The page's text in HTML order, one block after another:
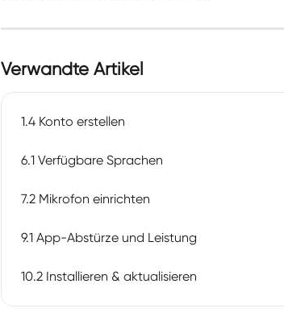
Verwandte Artikel
1.4 Konto erstellen
6.1 Verfügbare Sprachen
7.2 Mikrofon einrichten
9.1 App-Abstürze und Leistung
10.2 Installieren & aktualisieren